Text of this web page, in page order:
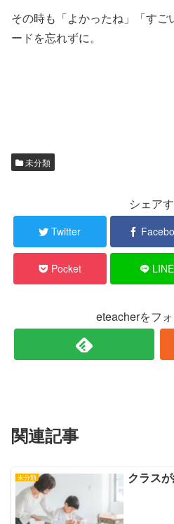
その時も「よかったね」「すご
ードを忘れずに。
未分類
シェア
Twitter
Pocket LINE
eteacherをフ
関連記事
未分類 クラス